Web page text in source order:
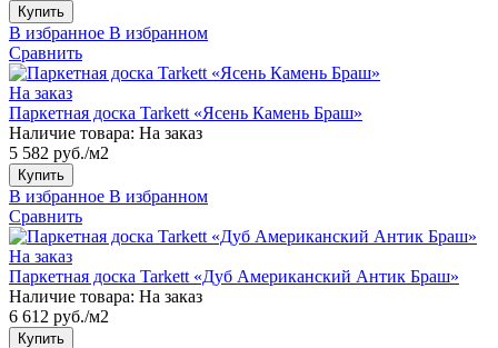
Купить
В избранное В избранном
Сравнить
На заказ
Паркетная доска Tarkett «Ясень Камень Браш»
Наличие товара: На заказ
5 582 руб./м2
Купить
В избранное В избранном
Сравнить
На заказ
Паркетная доска Tarkett «Дуб Американский Антик Браш»
Наличие товара: На заказ
6 612 руб./м2
Купить